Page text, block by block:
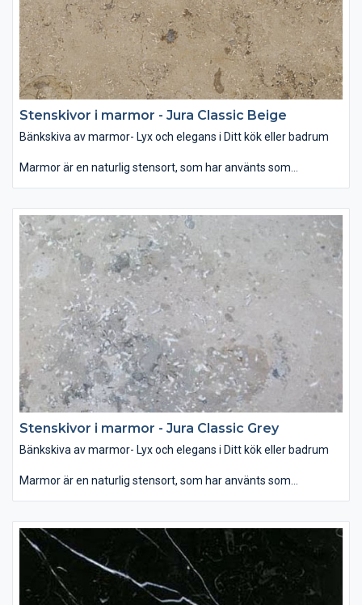
med speciella medel hjälper att skydda bänkskivan mot fläckar
och hålla dess fina glans.
Stenskivor i marmor - Jura Classic Beige
Bänkskiva av marmor- Lyx och elegans i Ditt kök eller badrum
Marmor är en naturlig stensort, som har använts som
samband med rätt belysning ger ett mjukt och lyxigt intryck.
Som dekoration kan man använda marmor som
designelement på öppna spisen eller som fönsterbräda. Det
finns ett brett utbud av färg och mönster när det gäller marmor
– allt mellan ljusvita till svarta, randiga och prickiga. Vanligen är
mörka färger starkare än ljusa och dessutom mindre porösa,
vilket gör den tåligare för repor och fläckar. Behandling av sten
med speciella medel hjälper att skydda bänkskivan mot fläckar
och hålla dess fina glans.
Stenskivor i marmor - Jura Classic Grey
Bänkskiva av marmor- Lyx och elegans i Ditt kök eller badrum
Marmor är en naturlig stensort, som har använts som
samband med rätt belysning ger ett mjukt och lyxigt intryck.
Som dekoration kan man använda marmor som
designelement på öppna spisen eller som fönsterbräda. Det
finns ett brett utbud av färg och mönster när det gäller marmor
– allt mellan ljusvita till svarta, randiga och prickiga. Vanligen är